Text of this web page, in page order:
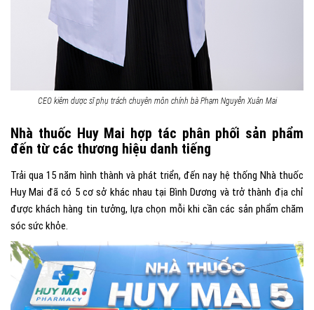
CEO kiêm dược sĩ phụ trách chuyên môn chính bà Phạm Nguyễn Xuân Mai
Nhà thuốc Huy Mai hợp tác phân phối sản phẩm
đến từ các thương hiệu danh tiếng
Trải qua 15 năm hình thành và phát triển, đến nay hệ thống Nhà thuốc
Huy Mai đã có 5 cơ sở khác nhau tại Bình Dương và trở thành địa chỉ
được khách hàng tin tưởng, lựa chọn mỗi khi cần các sản phẩm chăm
sóc sức khỏe.